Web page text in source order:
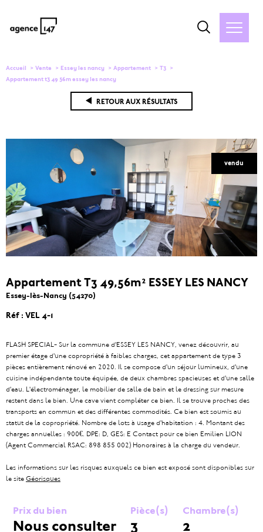
Accueil Vente Essey les nancy Appartement
T3
Appartement t3 49 56m essey les nancy
RETOUR AUX RÉSULTATS
vendu
Appartement T3 49,56m² ESSEY LES NANCY
Essey-lès-Nancy (54270)
Réf : VEL 4-1
FLASH SPECIAL- Sur la commune d'ESSEY LES NANCY, venez découvrir, au
premier étage d'une copropriété à faibles charges, cet appartement de type 3
pièces entièrement rénové en 2020. Il se compose d'un séjour lumineux, d'une
cuisine indépendante toute équipée, de deux chambres spacieuses et d'une salle
d'eau. L'électroménager, le mobilier de salle de bain et le dressing sur mesure
restent dans le bien. Une cave vient compléter ce bien. Il se trouve proches des
transports en commun et des différentes commodités. Ce bien est soumis au
statut de la copropriété. Nombre de lots à usage d'habitation : 4. Montant des
charges annuelles : 900€. DPE: D, GES: E Contact pour ce bien Emilien LION
(Agent Commercial RSAC: 898 855 002) Honoraires à la charge du vendeur.
Les informations sur les risques auxquels ce bien est exposé sont disponibles sur
le site Géorisques
Prix du bien
Nous consulter
Pièce(s)
3
Chambre(s)
2